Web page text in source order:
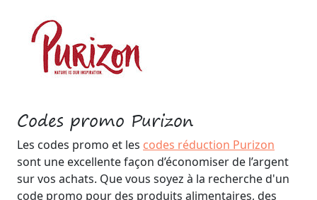
Codes promo Purizon
Les codes promo et les codes réduction Purizon
sont une excellente façon d’économiser de l’argent
sur vos achats. Que vous soyez à la recherche d'un
code promo pour des produits alimentaires, des